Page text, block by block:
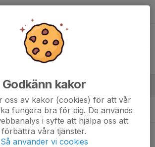
, P2012
Assisterande tränare
Tränare
Godkänn kakor
oss av kakor (cookies) för att vår
fungera bra för dig. De används
i syfte att hjälpa oss att
förbättra våra tjänster.
Så använder vi cookies